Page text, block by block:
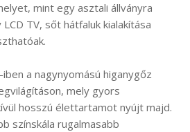
mint egy asztali állványra
TV, sőt hátfaluk kialakítása
a nagynyomású higanygőz
mely gyors
hosszú élettartamot nyújt majd.
színskála rugalmasabb